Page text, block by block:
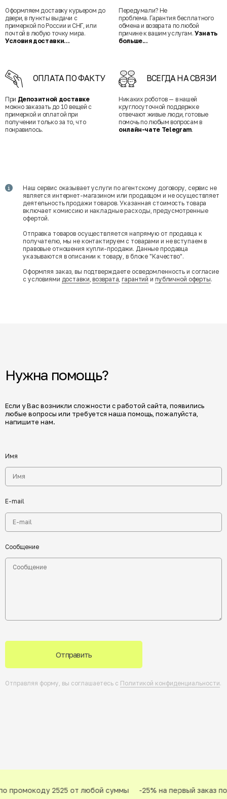
Оформляем доставку курьером до
двери, в пункты выдачи с
примеркой по России и СНГ, или
почтой в любую точку мира.
Условия доставки...
Передумали? Не
проблема. Гарантия бесплатного
обмена и возврата по любой
причине к вашим услугам. Узнать
больше...
ОПЛАТА ПО ФАКТУ
При Депозитной доставке
можно заказать до 10 вещей с
примеркой и оплатой при
получении только за то, что
понравилось.
ВСЕГДА НА СВЯЗИ
Никаких роботов — в нашей
круглосуточной поддержке
отвечают живые люди, готовые
помочь по любым вопросам в
онлайн-чате Telegram.
Наш сервис оказывает услуги по агентскому договору, сервис не
является интернет-магазином или продавцом и не осуществляет
деятельность продажи товаров. Указанная стоимость товара
включает комиссию и накладные расходы, предусмотренные
офертой.
Отправка товаров осуществляется напрямую от продавца к
получателю, мы не контактируем с товарами и не вступаем в
правовые отношения купли-продажи. Данные продавца
указываются в описании к товару, в блоке "Качество".
Оформляя заказ, вы подтверждаете осведомленность и согласие
с условиями доставки ,возврата ,гарантий и публичной оферты.
Нужна помощь?
Если у Вас возникли сложности с работой сайта, появились
любые вопросы или требуется наша помощь, пожалуйста,
напишите нам.
Имя
E-mail
Сообщение
Отправить
Отправляя форму, вы соглашаетесь с Политикой конфиденциальности.
промокоду 2525 от любой суммы -25% на первый заказ